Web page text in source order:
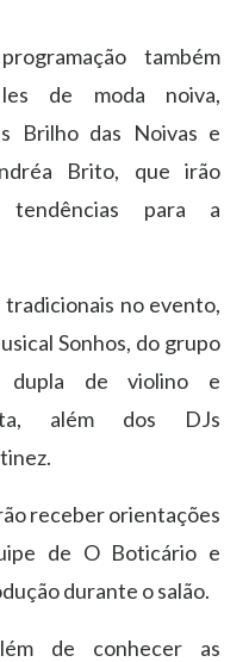
também
de moda noiva,
Brilho das Noivas e
Brito, que irão
tendências para a
tradicionais no evento,
Sonhos, do grupo
dupla de violino e
além dos DJs
receber orientações
de O Boticário e
durante o salão.
de conhecer as